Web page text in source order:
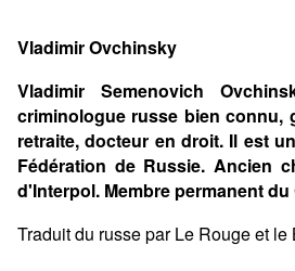
Vladimir Ovchinsky
Vladimir Semenovich
criminologue russe bien connu,
retraite, docteur en droit. Il est
Fédération de Russie. Ancien
d'Interpol. Membre permanent
Traduit du russe par Le Rouge et le